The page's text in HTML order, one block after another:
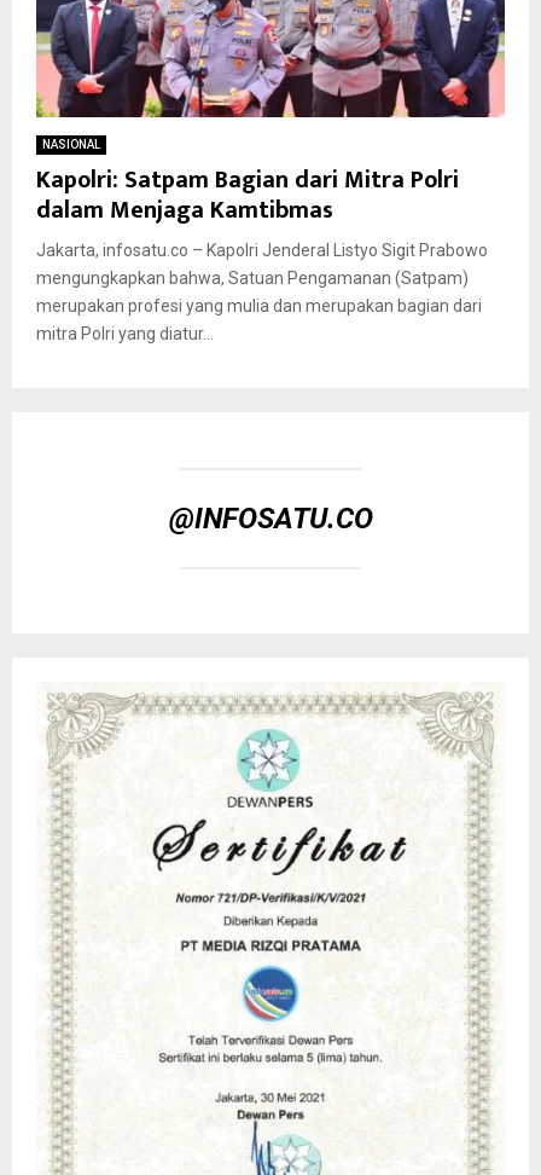
NASIONAL
Kapolri: Satpam Bagian dari Mitra Polri
dalam Menjaga Kamtibmas
Jakarta, infosatu.co – Kapolri Jenderal Listyo Sigit Prabowo
mengungkapkan bahwa, Satuan Pengamanan (Satpam)
merupakan profesi yang mulia dan merupakan bagian dari
mitra Polri yang diatur...
@INFOSATU.CO